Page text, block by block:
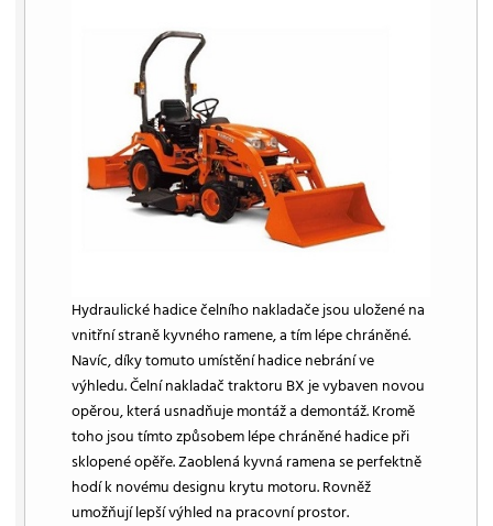
Hydraulické hadice čelního nakladače jsou uložené na
vnitřní straně kyvného ramene, a tím lépe chráněné.
Navíc, díky tomuto umístění hadice nebrání ve
výhledu. Čelní nakladač traktoru BX je vybaven novou
opěrou, která usnadňuje montáž a demontáž. Kromě
toho jsou tímto způsobem lépe chráněné hadice při
sklopené opěře. Zaoblená kyvná ramena se perfektně
hodí k novému designu krytu motoru. Rovněž
umožňují lepší výhled na pracovní prostor.